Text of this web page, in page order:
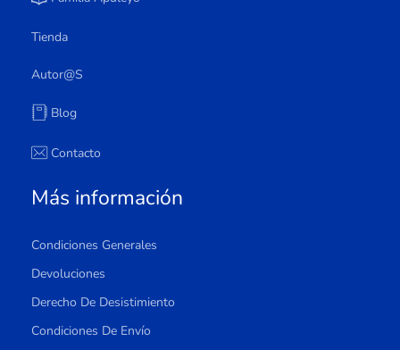
Tienda
Autor@s
Blog
Contacto
Más información
Condiciones Generales
Devoluciones
Derecho De Desistimiento
Condiciones De Envío